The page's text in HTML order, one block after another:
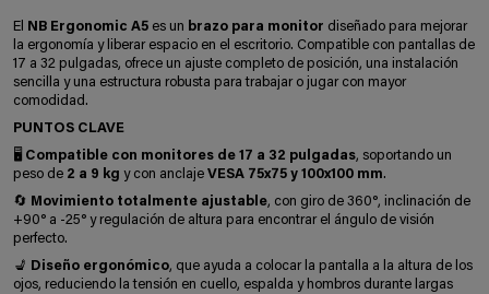
El NB Ergonomic A5 es un brazo para monitor diseñado para mejorar
la ergonomía y liberar espacio en el escritorio. Compatible con pantallas de
17 a 32 pulgadas, ofrece un ajuste completo de posición, una instalación
sencilla y una estructura robusta para trabajar o jugar con mayor
comodidad.
PUNTOS CLAVE
🖥️ Compatible con monitores de 17 a 32 pulgadas, soportando un
peso de 2 a 9 kg y con anclaje VESA 75x75 y 100x100 mm.
🔄 Movimiento totalmente ajustable, con giro de 360°, inclinación de
+90° a -25° y regulación de altura para encontrar el ángulo de visión
perfecto.
💺
Diseño ergonómico, que ayuda a colocar la pantalla a la altura de los
ojos, reduciendo la tensión en cuello, espalda y hombros durante largas